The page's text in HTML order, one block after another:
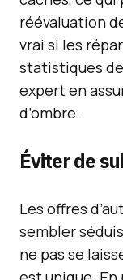
réévaluation
vrai si les
statistiques
expert en
d’ombre.
Éviter de
Les offres
sembler
ne pas se